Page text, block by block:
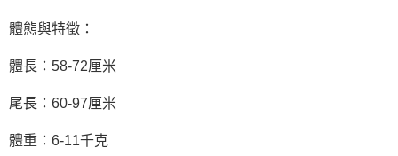
體態與特徵：
體長：58-72厘米
尾長：60-97厘米
體重：6-11千克